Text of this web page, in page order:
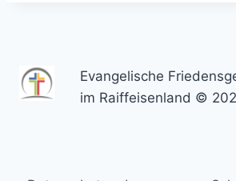
Evangelische
im Raiffeisenland ©